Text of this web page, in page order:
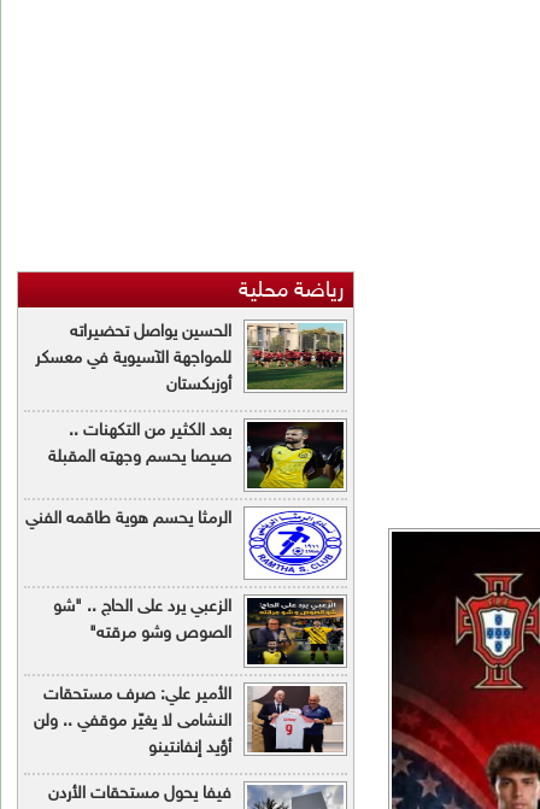
الحسين يواصل تحضيراته
للمواجهة الآسيوية في معسكر
بعد الكثير من التكهنات ..
صيصا يحسم وجهته المقبلة
الرمثا يحسم هوية طاقمه الفني
الزعبي يرد على الحاج .. "شو
الصوص وشو مرقته"
الأمير علي: صرف مستحقات
النشامى لا يغيّر موقفي .. ولن
أؤيد إنفانتينو
فيفا يحول مستحقات الأردن